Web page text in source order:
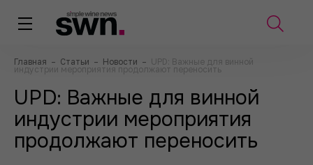
Главная – Статьи – Новости – UPD: Важные для винной
индустрии мероприятия продолжают переносить
UPD: Важные для винной
индустрии мероприятия
продолжают переносить